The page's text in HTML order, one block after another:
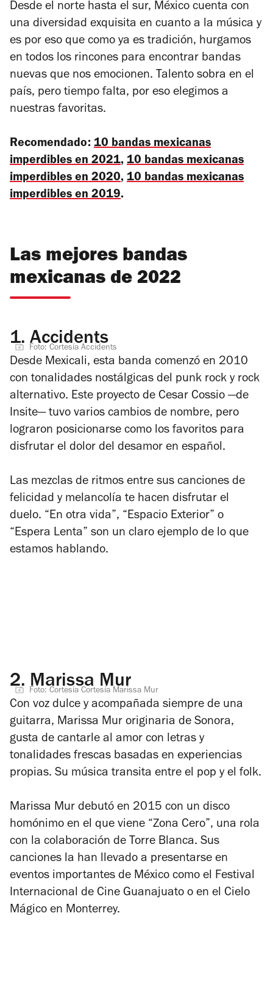
Desde el norte hasta el sur, México cuenta con
una diversidad exquisita en cuanto a la música y
es por eso que como ya es tradición, hurgamos
en todos los rincones para encontrar bandas
nuevas que nos emocionen. Talento sobra en el
país, pero tiempo falta, por eso elegimos a
nuestras favoritas.
Recomendado: 10 bandas mexicanas
imperdibles en 2021, 10 bandas mexicanas
imperdibles en 2020, 10 bandas mexicanas
imperdibles en 2019.
Las mejores bandas
mexicanas de 2022
1. Accidents
Foto: Cortesía Accidents
Desde Mexicali, esta banda comenzó en 2010
con tonalidades nostálgicas del punk rock y rock
alternativo. Este proyecto de Cesar Cossio —de
Insite— tuvo varios cambios de nombre, pero
lograron posicionarse como los favoritos para
disfrutar el dolor del desamor en español.
Las mezclas de ritmos entre sus canciones de
felicidad y melancolía te hacen disfrutar el
duelo. “En otra vida”, “Espacio Exterior” o
“Espera Lenta” son un claro ejemplo de lo que
estamos hablando.
2. Marissa Mur
Foto: Cortesía Cortesía Marissa Mur
Con voz dulce y acompañada siempre de una
guitarra, Marissa Mur originaria de Sonora,
gusta de cantarle al amor con letras y
tonalidades frescas basadas en experiencias
propias. Su música transita entre el pop y el folk.
Marissa Mur debutó en 2015 con un disco
homónimo en el que viene “Zona Cero”, una rola
con la colaboración de Torre Blanca. Sus
canciones la han llevado a presentarse en
eventos importantes de México como el Festival
Internacional de Cine Guanajuato o en el Cielo
Mágico en Monterrey.